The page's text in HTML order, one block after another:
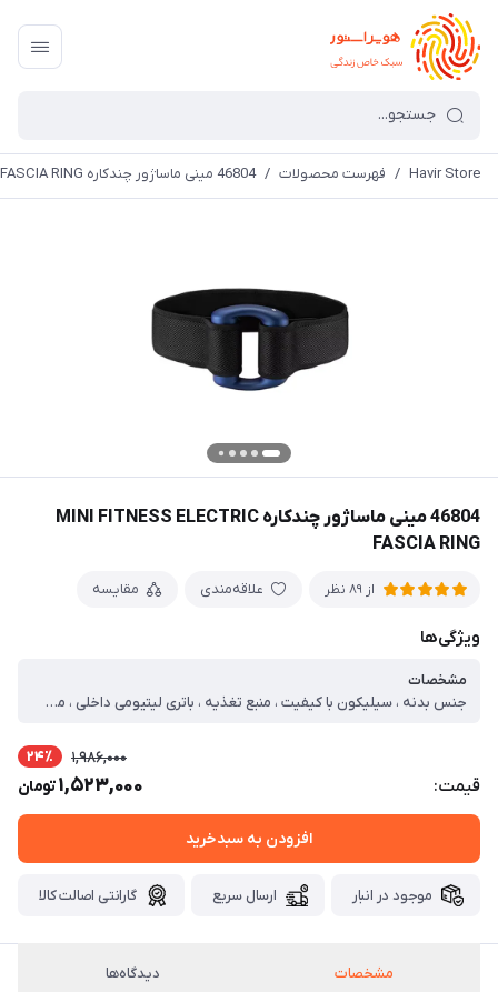
Havir Store
/ فهرست محصولات / 46804 مینی ماساژور چندکاره MINI FITNESS ELECTRIC FASCIA RING
46804 مینی ماساژور چندکاره MINI FITNESS ELECTRIC
FASCIA RING
از 89 نظر علاقه‌مندی مقایسه
ویژگی‌ها
مشخصات
جنس بدنه ، سیلیکون با کیفیت ، منبع تغذیه ، باتری لیتیومی داخلی ، مدت زمان لازم برای شارژ کامل ، 60 دقیقه ، کارکرد با هر بار شارژ کامل ، حدود 5 ساعت ، نوع ماساژ ، ضربه ای ، سایر توضیحات ، قابلیت تنظیم سرعت ماساژ ، سبک و قابل حمل ، مناسب برای تسکین بافت های عمقی ، دارای موتور قدرتمند ساخته شده از آلیاژ آلومینیوم ، دارای شارژر Type-C ، قابل استفاده برای شکم، کمر، پشت، پاها و دست ها ، ارسال رنگ به صورت رندوم می باشد
قیمت:
1,986,000 24٪
1,523,000تومان
افزودن به سبدخرید
موجود در انبار ارسال سریع گارانتی اصالت کالا
مشخصات دیدگاه‌ها